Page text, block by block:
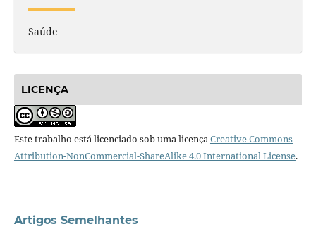
Saúde
LICENÇA
Este trabalho está licenciado sob uma licençaCreative Commons
Attribution-NonCommercial-ShareAlike 4.0 International License.
Artigos Semelhantes